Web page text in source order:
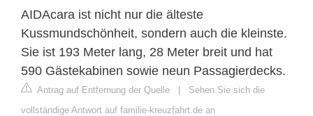
AIDAcara ist nicht nur die älteste
Kussmundschönheit, sondern auch die kleinste.
Sie ist 193 Meter lang, 28 Meter breit und hat
590 Gästekabinen sowie neun Passagierdecks.
Antrag auf Entfernung der Quelle | Sehen Sie sich die
vollständige Antwort auf familie-kreuzfahrt.de an